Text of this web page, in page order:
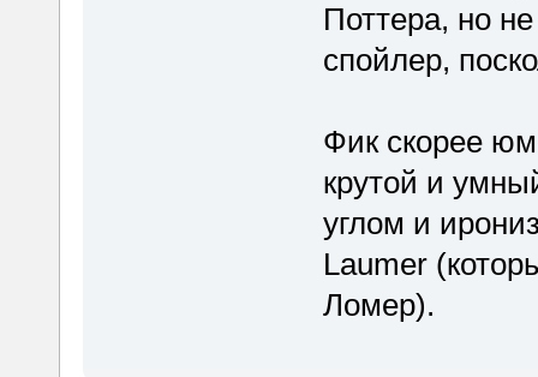
Поттера, но
спойлер,
Фик скорее
крутой и
углом и
Laumer
Ломер).